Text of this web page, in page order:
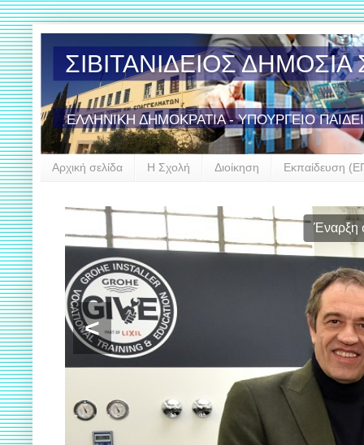
ΣΙΒΙΤΑΝΙΔΕΙΟΣ
ΕΛΛΗΝΙΚΗ ΔΗΜΟΚΡΑΤΙΑ - ΥΠΟΥΡΓΕΙΟ
Αρχική σελίδα Η Σχολή Διοίκηση Εκπαίδευση
Έναρξη
<